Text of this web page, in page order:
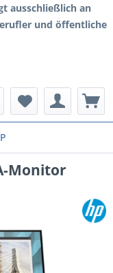
ausschließlich an
und öffentliche
Monitor